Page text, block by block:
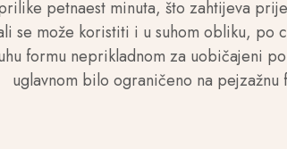
petnaest minuta, što zahtijeva
se može koristiti i u suhom obliku, po
formu neprikladnom za uobičajeni
uglavnom bilo ograničeno na